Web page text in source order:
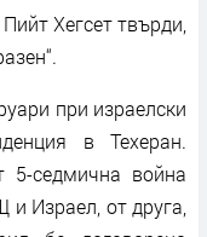
Хегсет твърди,
при израелски
в Техеран.
5-седмична война
Израел, от друга,